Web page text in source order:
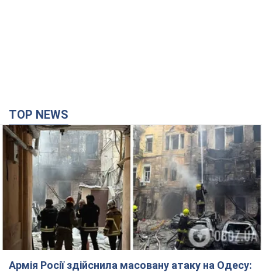
TOP NEWS
Армія Росії здійснила масовану атаку на Одесу: